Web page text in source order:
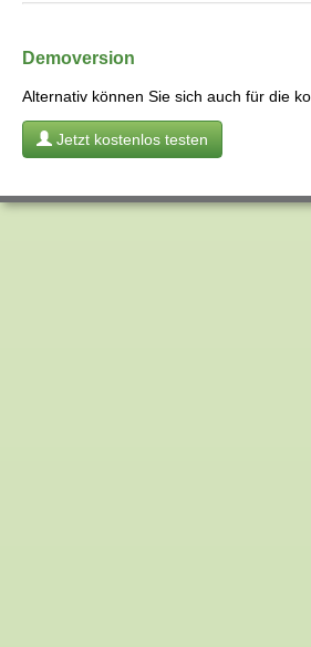
Demoversion
Alternativ können Sie sich auch für die
Jetzt kostenlos testen